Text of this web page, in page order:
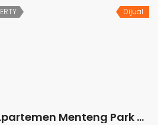
Dijual
Dijual Apartemen Menteng Park Tower Sapphire